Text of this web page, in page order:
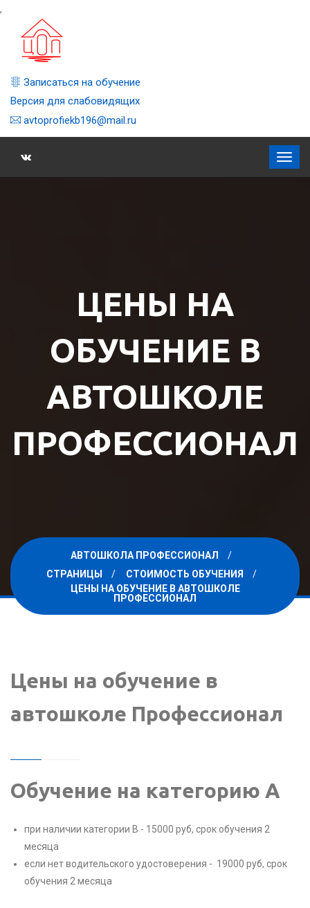
,
Записаться на обучение
Версия для слабовидящих
avtoprofiekb196@mail.ru
ЦЕНЫ НА
ОБУЧЕНИЕ В
АВТОШКОЛЕ
ПРОФЕССИОНАЛ
АВТОШКОЛА ПРОФЕССИОНАЛ
СТРАНИЦЫ
СТОИМОСТЬ ОБУЧЕНИЯ
ЦЕНЫ НА ОБУЧЕНИЕ В АВТОШКОЛЕ
ПРОФЕССИОНАЛ
Цены на обучение в
автошколе Профессионал
Обучение на категорию А
при наличии категории В - 15000 руб, срок обучения 2
месяца
если нет водительского удостоверения - 19000 руб, срок
обучения 2 месяца